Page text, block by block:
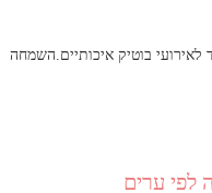
לאירועי בוטיק איכותיים.השמחה
לפי ערים